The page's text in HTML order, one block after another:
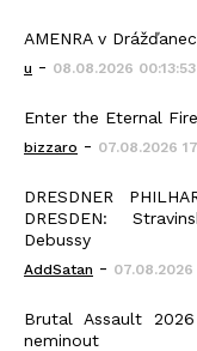
AMENRA v
u - 08.08.2026 00:13:53
Enter the Eternal
bizzaro - 07.08.2026
DRESDNER
DRESDEN:
Debussy
AddSatan - 07.08.2026
Brutal Assault
neminout